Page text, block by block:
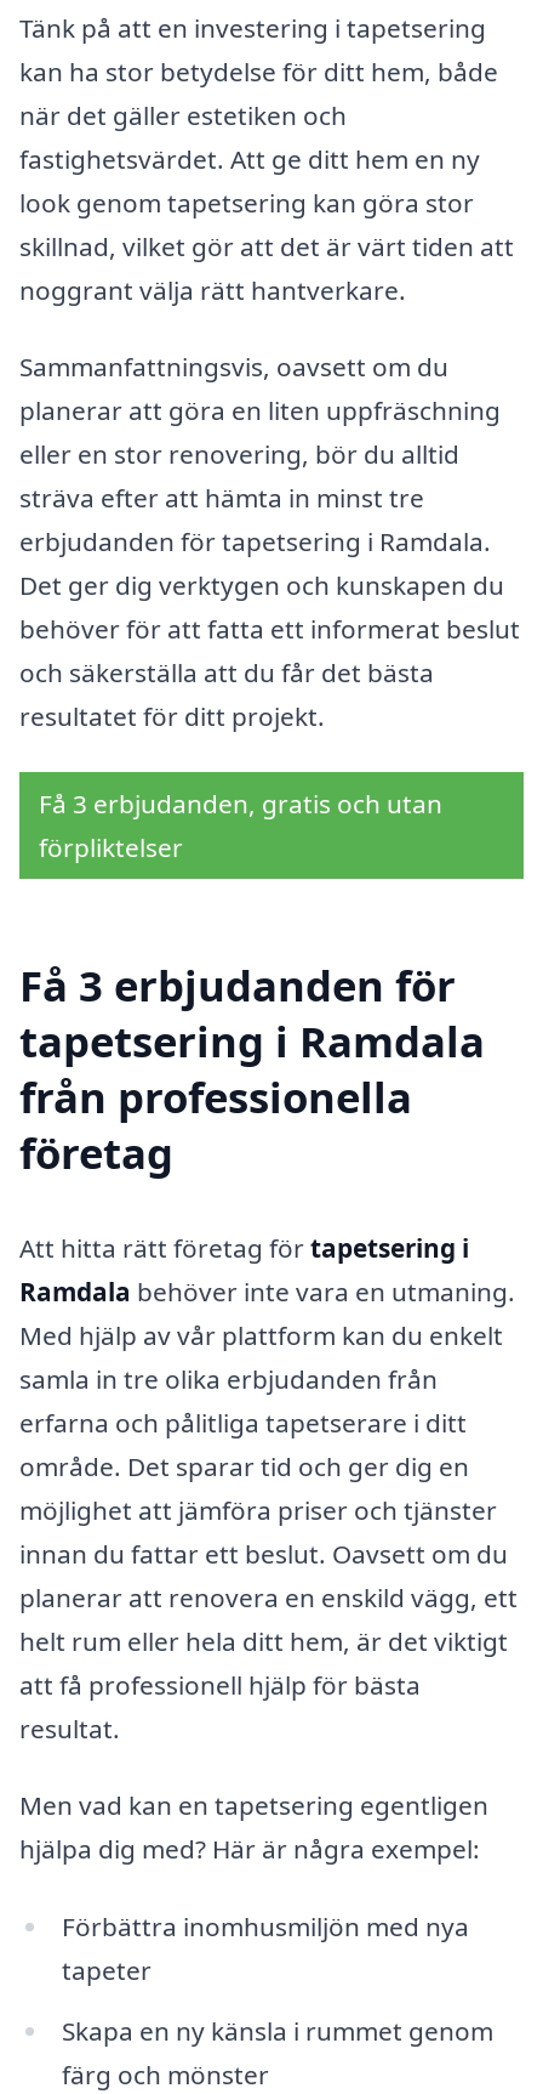
Tänk på att en investering i tapetsering
kan ha stor betydelse för ditt hem, både
när det gäller estetiken och
fastighetsvärdet. Att ge ditt hem en ny
look genom tapetsering kan göra stor
skillnad, vilket gör att det är värt tiden att
noggrant välja rätt hantverkare.
Sammanfattningsvis, oavsett om du
planerar att göra en liten uppfräschning
eller en stor renovering, bör du alltid
sträva efter att hämta in minst tre
erbjudanden för tapetsering i Ramdala.
Det ger dig verktygen och kunskapen du
behöver för att fatta ett informerat beslut
och säkerställa att du får det bästa
resultatet för ditt projekt.
Få 3 erbjudanden, gratis och utan
förpliktelser
Få 3 erbjudanden för
tapetsering i Ramdala
från professionella
företag
Att hitta rätt företag förtapetsering i
Ramdala behöver inte vara en utmaning.
Med hjälp av vår plattform kan du enkelt
samla in tre olika erbjudanden från
erfarna och pålitliga tapetserare i ditt
område. Det sparar tid och ger dig en
möjlighet att jämföra priser och tjänster
innan du fattar ett beslut. Oavsett om du
planerar att renovera en enskild vägg, ett
helt rum eller hela ditt hem, är det viktigt
att få professionell hjälp för bästa
resultat.
Men vad kan en tapetsering egentligen
hjälpa dig med? Här är några exempel:
Förbättra inomhusmiljön med nya
tapeter
Skapa en ny känsla i rummet genom
färg och mönster